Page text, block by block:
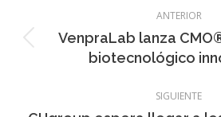
entre
entradas
ANTERIOR
Entrada
anterior:
VenpraLab lanza
biotecnológico
SIGUIENTE